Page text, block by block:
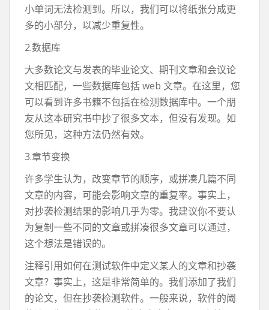
小单词无法检测到。所以，我们可以将纸张分成更
多的小部分，以减少重复性。
2.数据库
大多数论文与发表的毕业论文、期刊文章和会议论
文相匹配，一些数据库包括 web 文章。在这里，您
可以看到许多书籍不包括在检测数据库中。一个朋
友从这本研究书中抄了很多文本，但没有发现。如
您所见，这种方法仍然有效。
3.章节变换
许多学生认为，改变章节的顺序，或拼凑几篇不同
文章的内容，可能会影响文章的重复率。事实上，
对抄袭检测结果的影响几乎为零。我建议你不要认
为复制一些不同的文章或拼凑很多文章可以通过，
这个想法是错误的。
注释引用如何在测试软件中定义某人的文章和抄袭
文章？事实上，这是非常简单的。我们添加了我们
的论文，但在抄袭检测软件。一般来说，软件的阈